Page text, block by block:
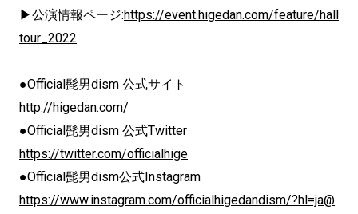
▶公演情報ページ:https://event.higedan.com/feature/hall
tour_2022
●Official髭男dism 公式サイト
http://higedan.com/
●Official髭男dism 公式Twitter
https://twitter.com/officialhige
●Official髭男dism公式Instagram
https://www.instagram.com/officialhigedandism/?hl=ja@